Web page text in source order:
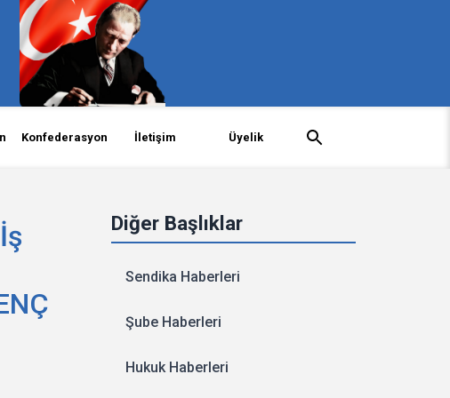
Konfederasyon İletişim Üyelik
Diğer Başlıklar
Sendika Haberleri
Şube Haberleri
Hukuk Haberleri